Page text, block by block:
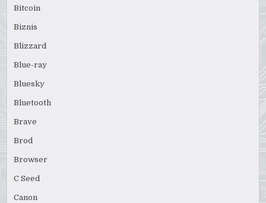
Bitcoin
Biznis
Blizzard
Blue-ray
Bluesky
Bluetooth
Brave
Brod
Browser
C Seed
Canon